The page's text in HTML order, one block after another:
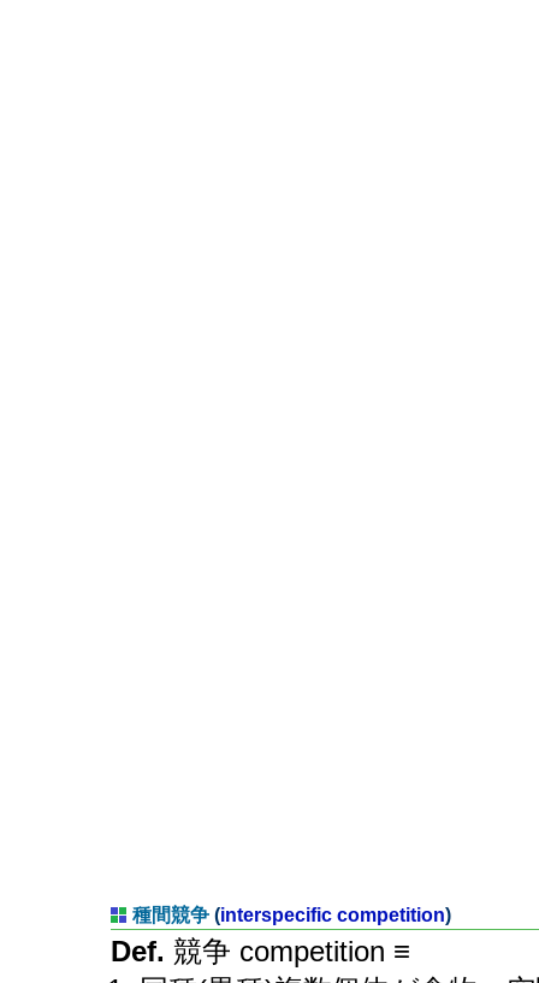
種間競争 (interspecific competition)
Def. 競争 competition ≡